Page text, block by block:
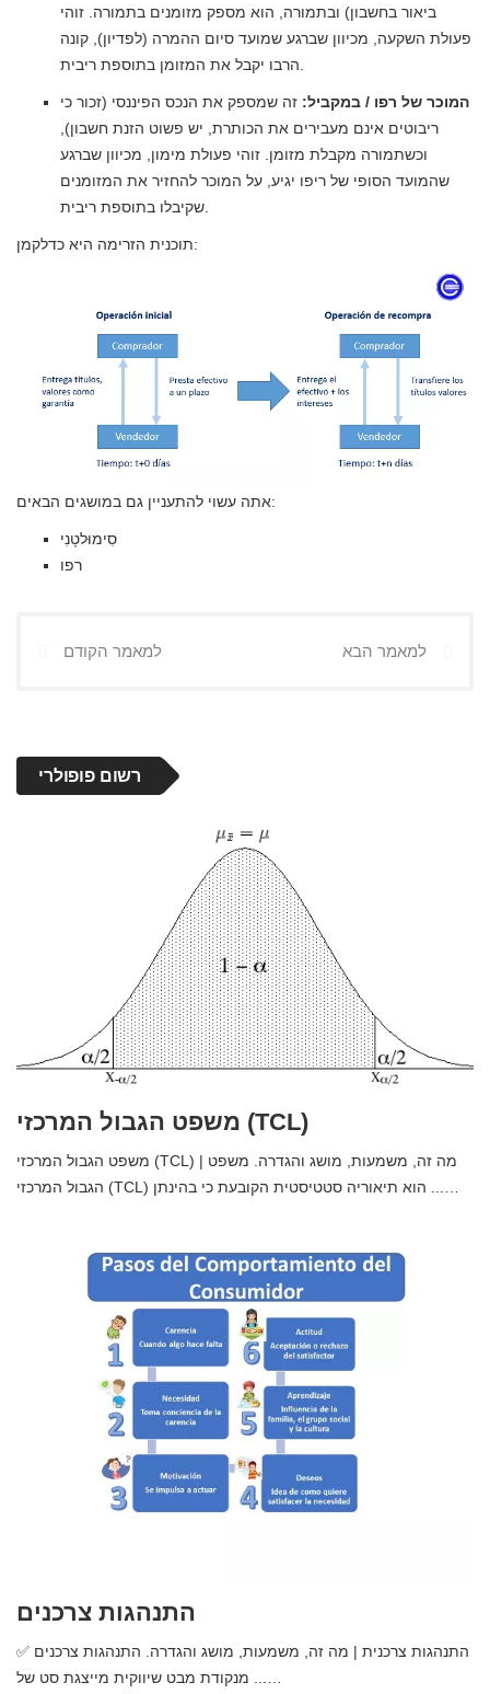
ביאור בחשבון) ובתמורה, הוא מספק מזומנים בתמורה. זוהי
פעולת השקעה, מכיוון שברגע שמועד סיום ההמרה (לפדיון), קונה
המוכר של רפו / במקביל: זה שמספק את הנכס הפיננסי (זכור כי
ריבוטים אינם מעבירים את הכותרת, יש פשוט הזנת חשבון),
וכשתמורה מקבלת מזומן. זוהי פעולת מימון, מכיוון שברגע
שהמועד הסופי של ריפו יגיע, על המוכר להחזיר את המזומנים
תוכנית הזרימה היא כדלקמן:
אתה עשוי להתעניין גם במושגים הבאים:
סִימוּלטָנִי
רפו
למאמר הקודם למאמר הבא
רשום פופולרי
משפט הגבול המרכזי (TCL)
משפט הגבול המרכזי (TCL) | מה זה, משמעות, מושג והגדרה. משפט
התנהגות צרכנים
✅ התנהגות צרכנית | מה זה, משמעות, מושג והגדרה. התנהגות צרכנים